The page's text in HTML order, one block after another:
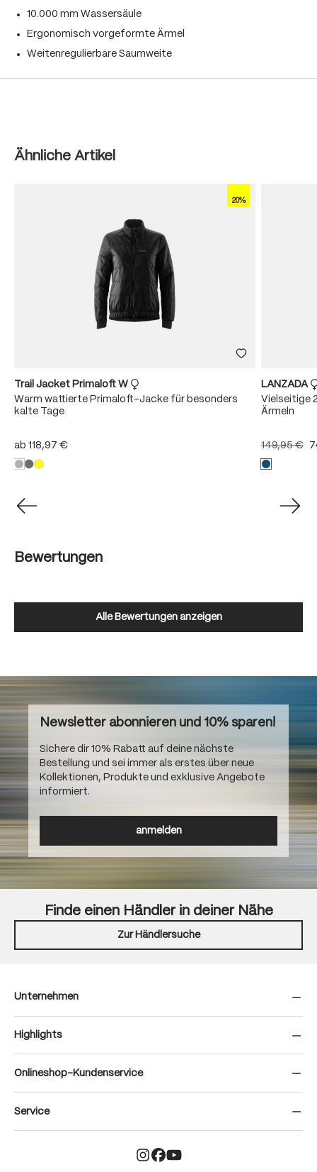
10.000 mm Wassersäule
Ergonomisch vorgeformte Ärmel
Weitenregulierbare Saumweite
Produktgalerie überspringen
Ähnliche Artikel
20%
Trail Jacket Primaloft W
Warm wattierte Primaloft-Jacke für besonders
kalte Tage
ab 118,97 €
LANZADA
Vielseitige
Ärmeln
149,95 €
Bewertungen
Alle Bewertungen anzeigen
Newsletter abonnieren und 10% sparen!
Sichere dir 10% Rabatt auf deine nächste
Bestellung und sei immer als erstes über neue
Kollektionen, Produkte und exklusive Angebote
informiert.
anmelden
Finde einen Händler in deiner Nähe
Zur Händlersuche
Unternehmen
Highlights
Onlineshop-Kundenservice
Service